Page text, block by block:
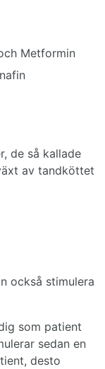
Metformin
de så kallade
av tandköttet
också stimulera
som patient
sedan en
desto